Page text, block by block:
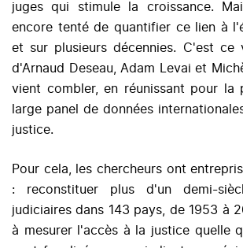
juges qui stimule la croissance.
encore tenté de quantifier ce lien à
et sur plusieurs décennies. C'est ce
d'Arnaud Deseau, Adam Levai et
vient combler, en réunissant pour la
large panel de données
justice.
Pour cela, les chercheurs ont
: reconstituer plus d'un demi-
judiciaires dans 143 pays, de 1953 à
à mesurer l'accès à la justice quelle